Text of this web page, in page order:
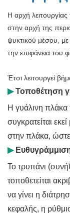
Η αρχή
στην αρχή της
ψυκτικού μέσου,
την επιφάνεια του
Έτσι λειτουργεί
▶Τοποθέτηση
Η γυάλινη πλάκα
συγκρατείται
στην πλάκα,
▶
Το τρυπάνι
τοποθετείται
να γίνει η
κεφαλής, η